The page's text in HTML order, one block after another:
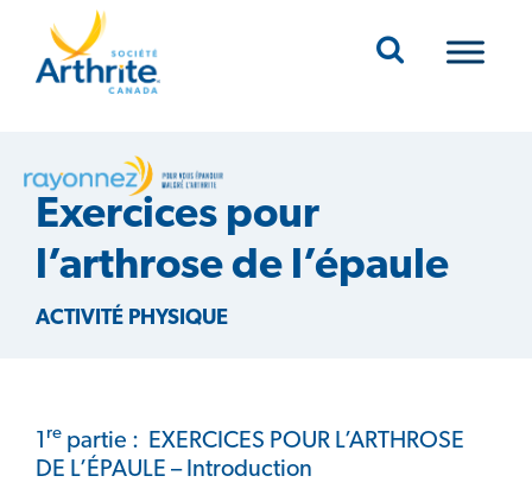
Mobile Navigation
Exercices pour
l’arthrose de l’épaule
ACTIVITÉ PHYSIQUE
1 re partie : EXERCICES POUR L’ARTHROSE
DE L’ÉPAULE – Introduction